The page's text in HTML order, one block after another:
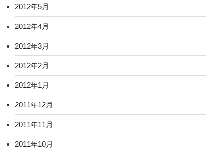
2012年5月
2012年4月
2012年3月
2012年2月
2012年1月
2011年12月
2011年11月
2011年10月